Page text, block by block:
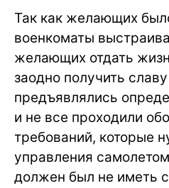
Так как желающих
военкоматы
желающих отдать
заодно получить
предъявлялись
и не все проходили
требований, которые
управления
должен был не иметь